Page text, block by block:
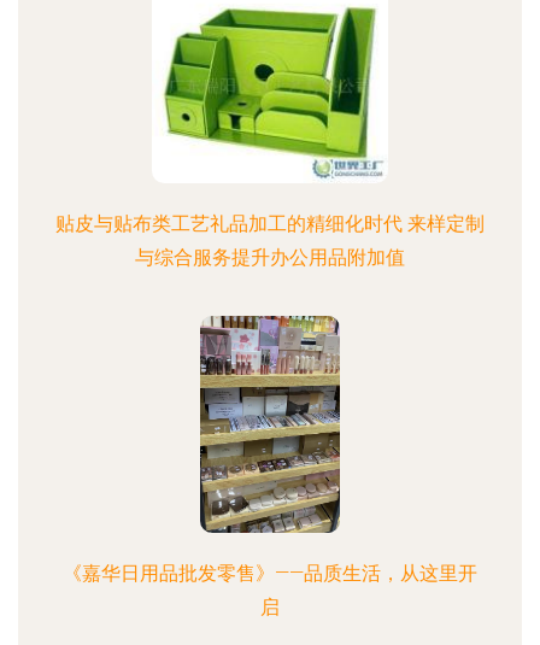
贴皮与贴布类工艺礼品加工的精细化时代 来样定制
与综合服务提升办公用品附加值
《嘉华日用品批发零售》——品质生活，从这里开
启